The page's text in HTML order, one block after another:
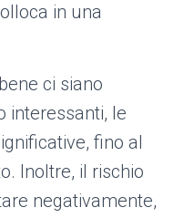
in una
ci siano
interessanti, le
fino al
Inoltre, il rischio
negativamente,